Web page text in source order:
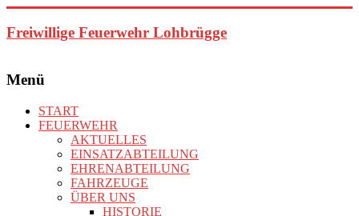
Inhalt
springen
Freiwillige Feuerwehr Lohbrügge
Menü
START
FEUERWEHR
AKTUELLES
EINSATZABTEILUNG
EHRENABTEILUNG
FAHRZEUGE
ÜBER UNS
HISTORIE